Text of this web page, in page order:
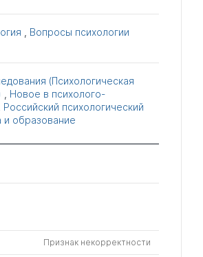
Вопросы психологии
(Психологическая
Новое в психолого-
Российский психологический
и образование
Признак некорректности